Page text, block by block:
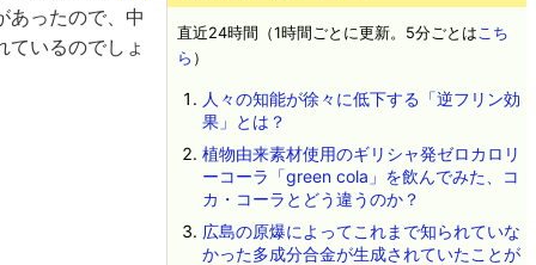
あったので、中
いるのでしょ
直近24時間（1時間ごとに更新。5分ごとはこち
ら ）
人々の知能が徐々に低下する「逆フリン効
果」とは？
植物由来素材使用のギリシャ発ゼロカロリ
ーコーラ「green cola」を飲んでみた、コ
カ・コーラとどう違うのか？
広島の原爆によってこれまで知られていな
かった多成分合金が生成されていたことが